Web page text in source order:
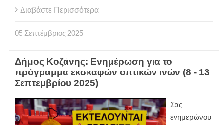
Διαβάστε Περισσότερα
05 Σεπτέμβριος 2025
Δήμος Κοζάνης: Ενημέρωση για το
πρόγραμμα εκσκαφών οπτικών ινών (8 - 13
Σεπτεμβρίου 2025)
Σας
ενημερώνου